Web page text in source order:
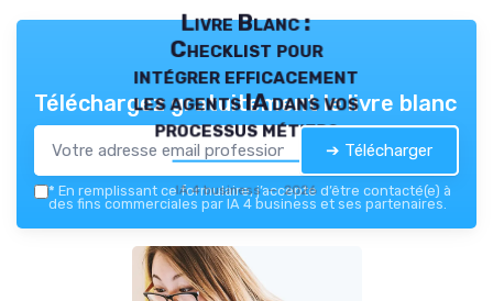
Livre Blanc :
Checklist pour
intégrer efficacement
les agents IA dans vos
processus métiers
IA 4 business — 2026
Téléchargez gratuitement le livre blanc
➔ Télécharger
* En remplissant ce formulaire, j’accepte d’être contacté(e) à
des fins commerciales par IA 4 business et ses partenaires.